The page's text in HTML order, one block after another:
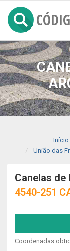
Início
União das
Canelas de
4540-251
Coordenadas